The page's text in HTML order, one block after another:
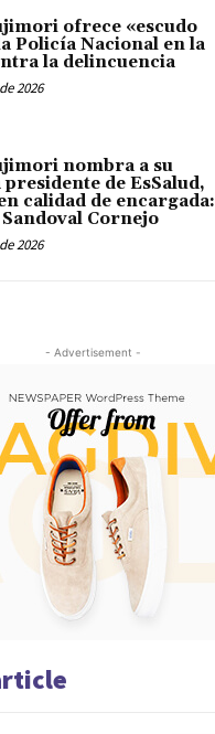
ofrece «escudo
Policía Nacional en la
la delincuencia
2026
nombra a su
de EsSalud,
calidad de encargada:
Cornejo
2026
- Advertisement -